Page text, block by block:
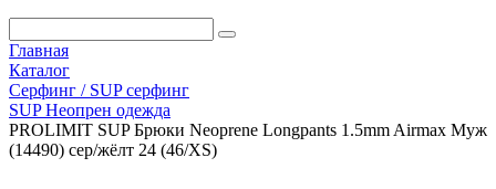
Главная
Каталог
Серфинг / SUP серфинг
SUP Неопрен одежда
PROLIMIT SUP Брюки Neoprene Longpants 1.5mm Airmax Муж
(14490) сер/жёлт 24 (46/XS)